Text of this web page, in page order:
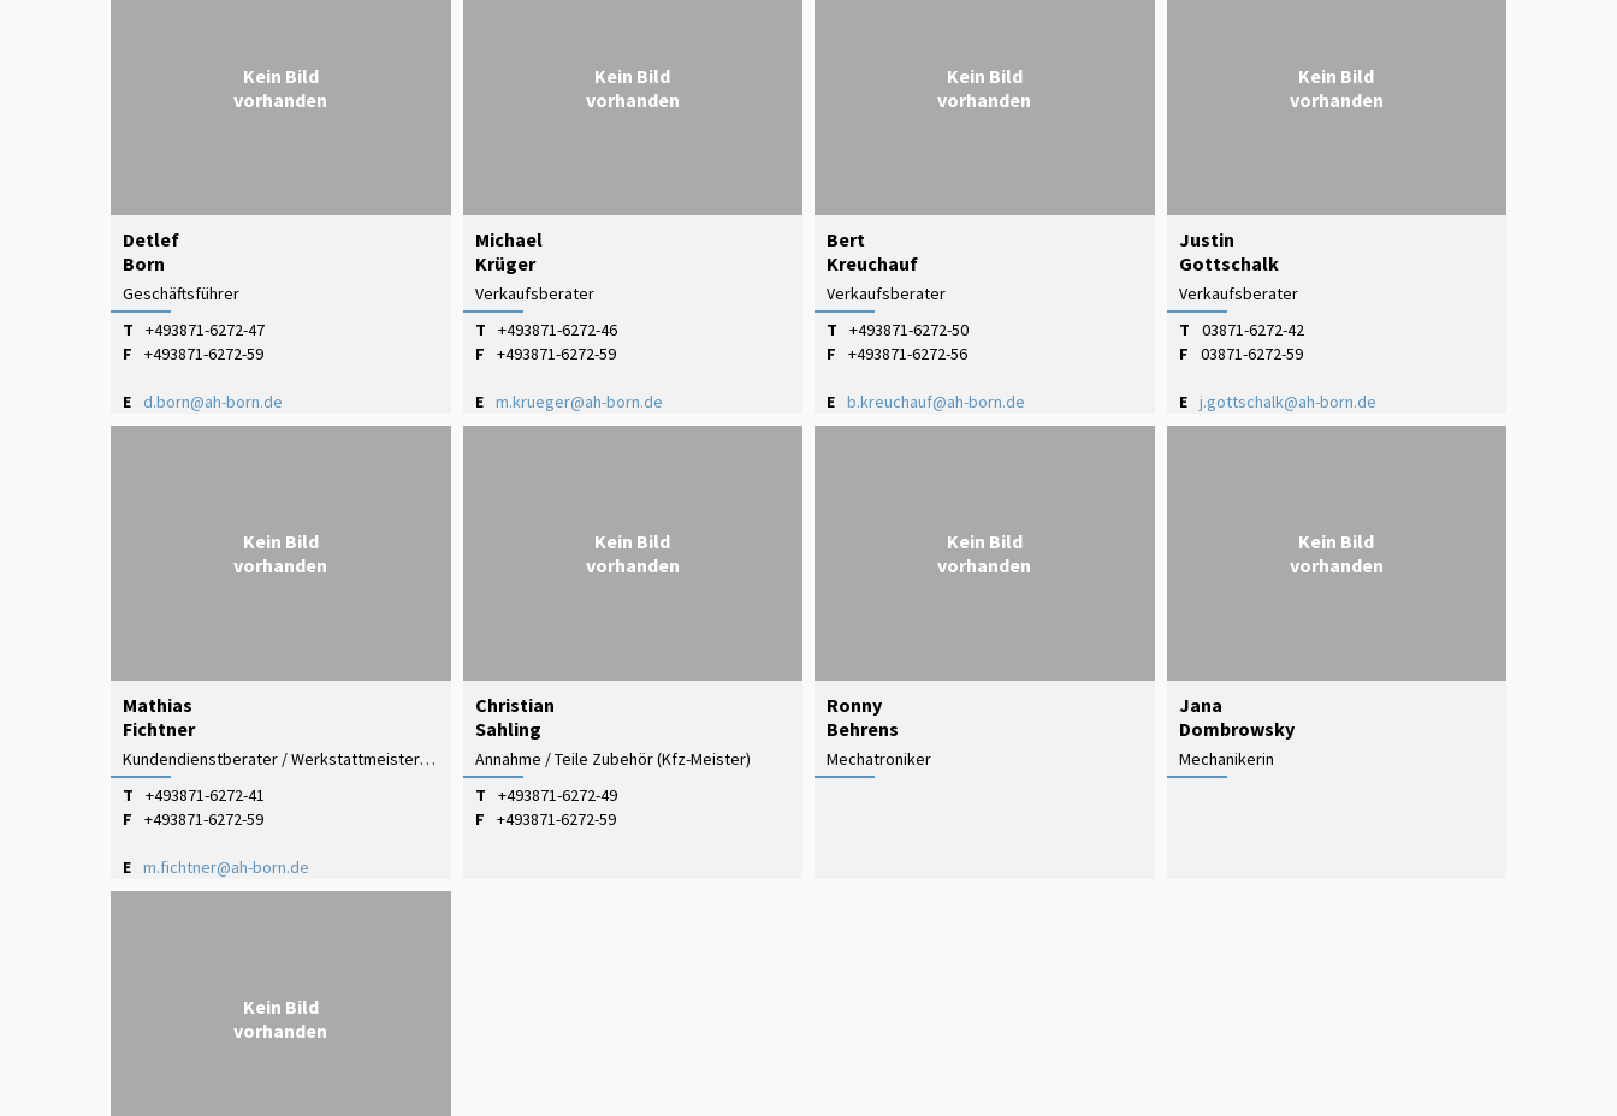
Kein Bild
vorhanden
Detlef
Born
Geschäftsführer
T
+493871-6272-47
F
+493871-6272-59
E d.born@ah-born.de
Kein Bild
vorhanden
Michael
Krüger
Verkaufsberater
T
+493871-6272-46
F
+493871-6272-59
E m.krueger@ah-born.de
Kein Bild
vorhanden
Bert
Kreuchauf
Verkaufsberater
T
+493871-6272-50
F
+493871-6272-56
E b.kreuchauf@ah-born.de
Kein Bild
vorhanden
Justin
Gottschalk
Verkaufsberater
T
03871-6272-42
F
03871-6272-59
E j.gottschalk@ah-born.de
Kein Bild
vorhanden
Mathias
Fichtner
Kundendienstberater / Werkstattmeister ( Master Technician )
T
+493871-6272-41
F
+493871-6272-59
E m.fichtner@ah-born.de
Kein Bild
vorhanden
Christian
Sahling
Annahme / Teile Zubehör (Kfz-Meister)
T
+493871-6272-49
F
+493871-6272-59
Kein Bild
vorhanden
Ronny
Behrens
Mechatroniker
Kein Bild
vorhanden
Jana
Dombrowsky
Mechanikerin
Kein Bild
vorhanden